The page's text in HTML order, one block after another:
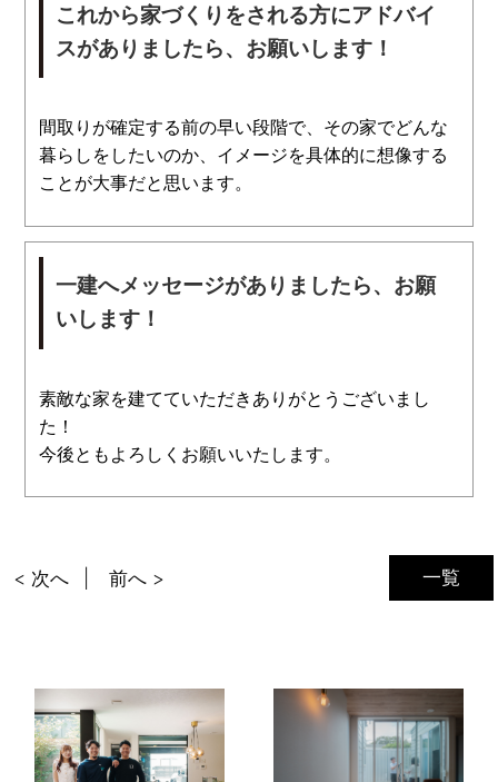
これから家づくりをされる方にアドバイ
スがありましたら、お願いします！
間取りが確定する前の早い段階で、その家でどんな
暮らしをしたいのか、イメージを具体的に想像する
ことが大事だと思います。
一建へメッセージがありましたら、お願
いします！
素敵な家を建てていただきありがとうございまし
た！
今後ともよろしくお願いいたします。
一覧
< 次へ 前へ >